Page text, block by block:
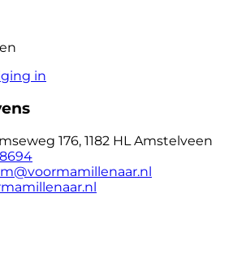
in
176, 1182 HL Amstelveen